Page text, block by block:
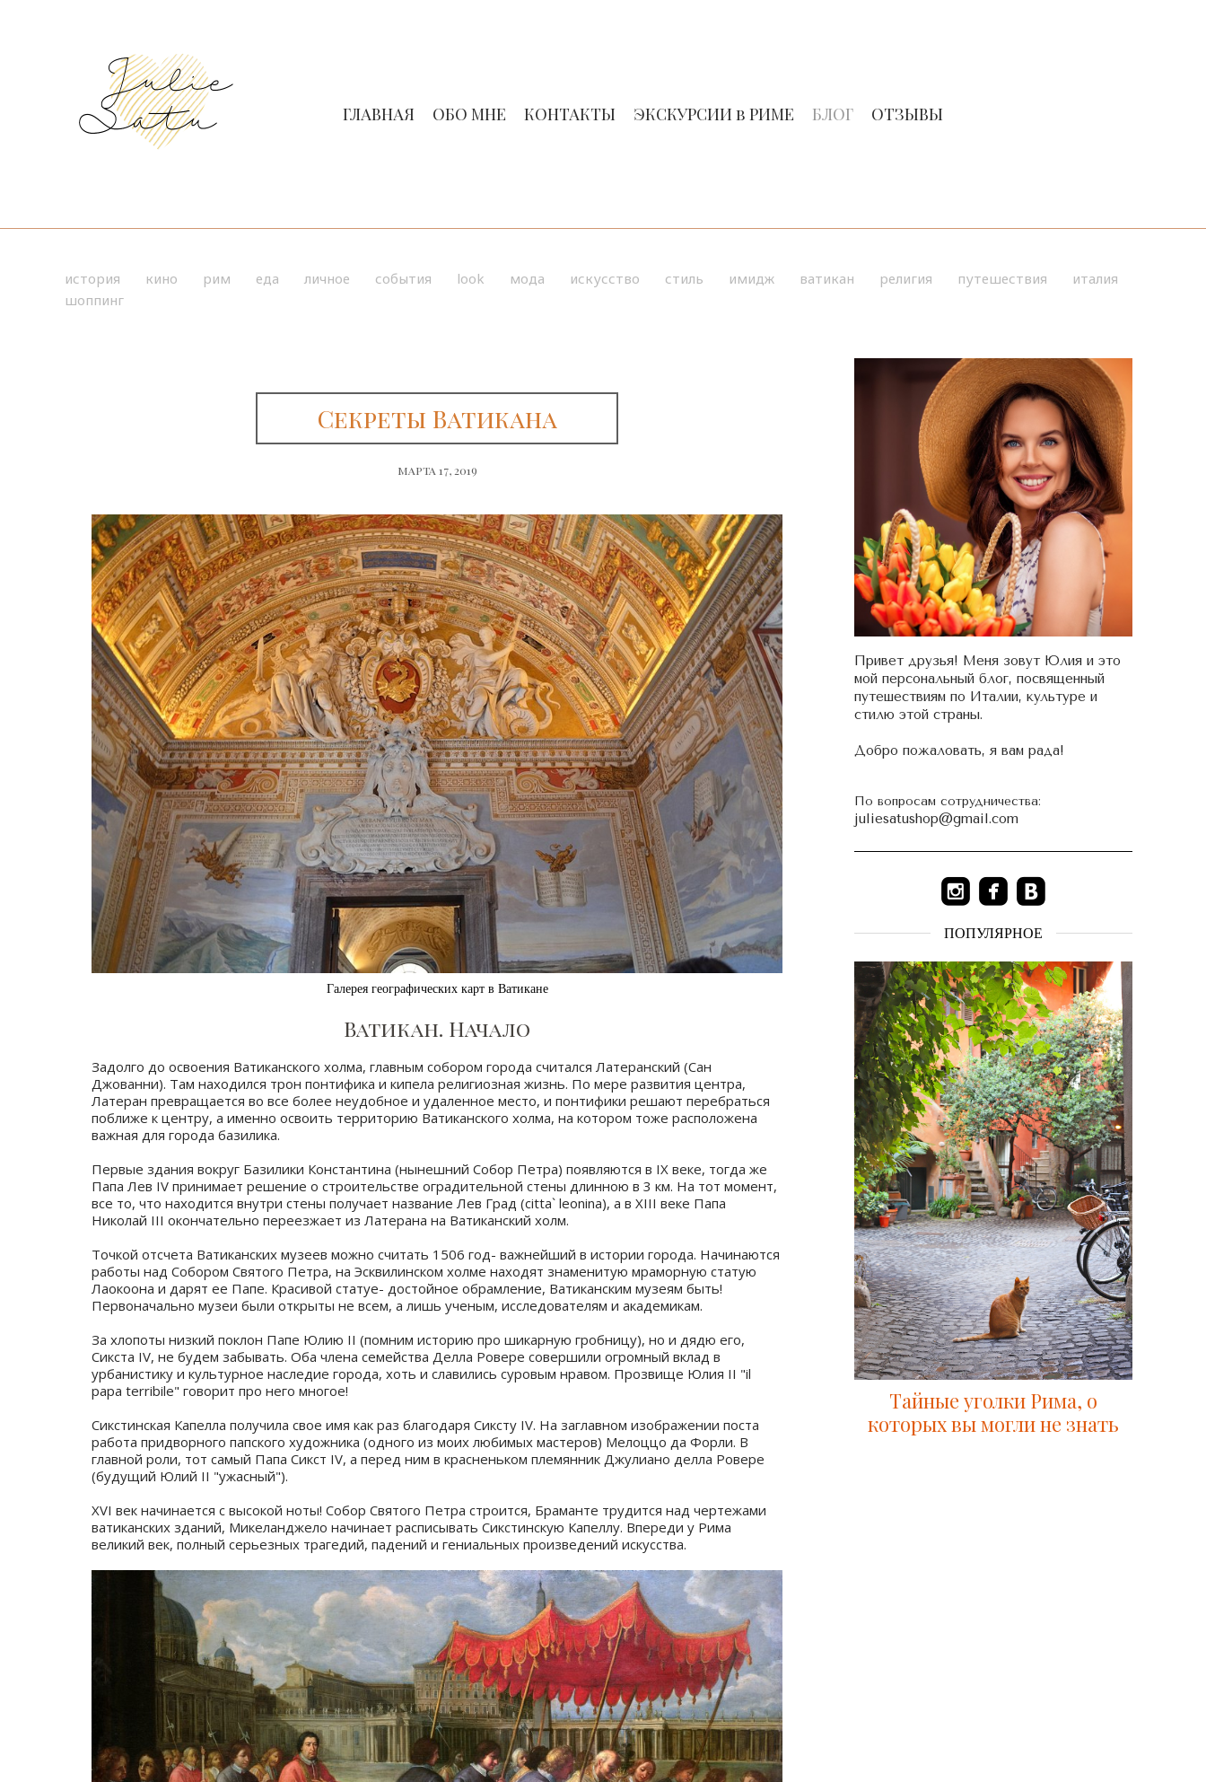
ГЛАВНАЯ ОБО МНЕ КОНТАКТЫ ЭКСКУРСИИ в РИМЕ БЛОГ ОТЗЫВЫ
история кино рим еда личное события look мода искусство стиль имидж ватикан религия путешествия
италия
шоппинг
Секреты Ватикана
марта 17, 2019
Галерея географических карт в Ватикане
Ватикан. Начало
Задолго до освоения Ватиканского холма, главным собором города считался Латеранский (Сан
Джованни). Там находился трон понтифика и кипела религиозная жизнь. По мере развития центра,
Латеран превращается во все более неудобное и удаленное место, и понтифики решают перебраться
поближе к центру, а именно освоить территорию Ватиканского холма, на котором тоже расположена
важная для города базилика.
Первые здания вокруг Базилики Константина (нынешний Собор Петра) появляются в IX веке, тогда же
Папа Лев IV принимает решение о строительстве оградительной стены длинною в 3 км. На тот момент,
все то, что находится внутри стены получает название Лев Град (citta` leonina), а в XIII веке Папа
Николай III окончательно переезжает из Латерана на Ватиканский холм.
Точкой отсчета Ватиканских музеев можно считать 1506 год- важнейший в истории города. Начинаются
работы над Собором Святого Петра, на Эсквилинском холме находят знаменитую мраморную статую
Лаокоона и дарят ее Папе. Красивой статуе- достойное обрамление, Ватиканским музеям быть! ⠀
Первоначально музеи были открыты не всем, а лишь ученым, исследователям и академикам.
За хлопоты низкий поклон Папе Юлию II (помним историю про шикарную гробницу), но и дядю его,
Сикста IV, не будем забывать. Оба члена семейства Делла Ровере совершили огромный вклад в
урбанистику и культурное наследие города, хоть и славились суровым нравом. Прозвище Юлия II "il
papa terribile" говорит про него многое!
Сикстинская Капелла получила свое имя как раз благодаря Сиксту IV. На заглавном изображении поста
работа придворного папского художника (одного из моих любимых мастеров) Мелоццо да Форли. В
главной роли, тот самый Папа Сикст IV, а перед ним в красненьком племянник Джулиано делла Ровере
(будущий Юлий II "ужасный").
XVI век начинается с высокой ноты! Собор Святого Петра строится, Браманте трудится над чертежами
ватиканских зданий, Микеланджело начинает расписывать Сикстинскую Капеллу. Впереди у Рима
великий век, полный серьезных трагедий, падений и гениальных произведений искусства.
Привет друзья! Меня зовут Юлия и это
мой персональный блог, посвященный
путешествиям по Италии, культуре и
стилю этой страны.
Добро пожаловать, я вам рада!
По вопросам сотрудничества:
juliesatushop@gmail.com
ПОПУЛЯРНОЕ
Тайные уголки Рима, о
которых вы могли не знать